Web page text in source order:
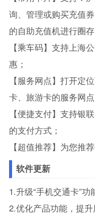
询、管理或购买充值
的自助充值机进行圈存
【乘车码】支持上海
惠；
【服务网点】打开定
卡、旅游卡的服务网点
【便捷支付】支持银
的支付方式；
【超值推荐】为您推
软件更新
1.升级“手机交通卡”功
2.优化产品功能，提升